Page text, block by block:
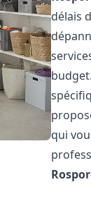
délais
qui